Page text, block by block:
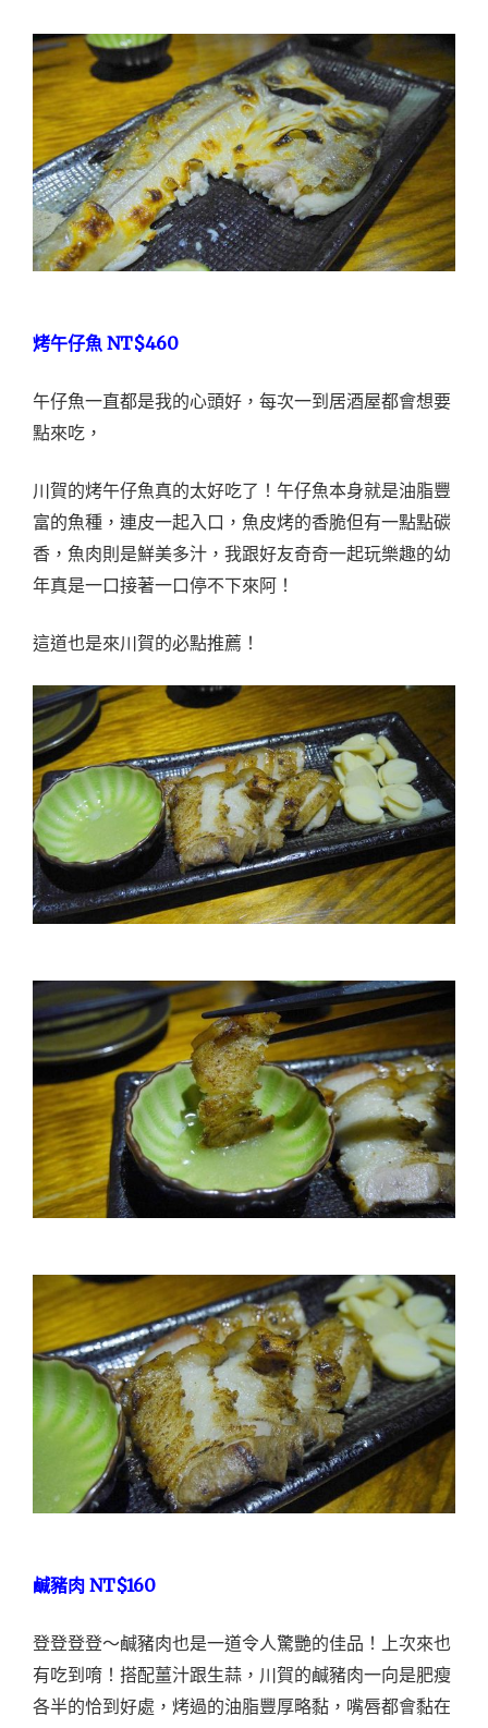
烤午仔魚 NT$460
午仔魚一直都是我的心頭好，每次一到居酒屋都會想要
點來吃，
川賀的烤午仔魚真的太好吃了！午仔魚本身就是油脂豐
富的魚種，連皮一起入口，魚皮烤的香脆但有一點點碳
香，魚肉則是鮮美多汁，我跟好友奇奇一起玩樂趣的幼
年真是一口接著一口停不下來阿！
這道也是來川賀的必點推薦！
鹹豬肉 NT$160
登登登登～鹹豬肉也是一道令人驚艷的佳品！上次來也
有吃到唷！搭配薑汁跟生蒜，川賀的鹹豬肉一向是肥瘦
各半的恰到好處，烤過的油脂豐厚略黏，嘴唇都會黏在